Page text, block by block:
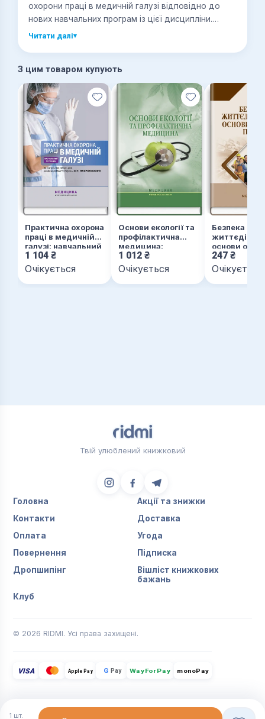
охорони праці в медичній галузі відповідно до
нових навчальних програм із цієї дисципліни.
Значну увагу приділено правовим і організаційним
атестації робочих місць; розслідуванню та обліку
професійних захворювань, нещасних випадків та
аварій у лікувально-профілактичних закладах;
гігієні та охороні праці в медичних закладах та
виробничій безпеці медичного персоналу. Для
студентів медичних закладів вищої освіти,
лікарів-інтернів та практичних лікарів.
Читати далі▾
З цим товаром купують
Практична охорона
праці в медичній
галузі: навчальний
посібник
1 104 ₴
Очікується
Основи екології та
профілактична
медицина:
підручник (ВНЗ І—
ІІІ р. а.)
1 012 ₴
Очікується
Безпека
основи
праці:
посібник
247 ₴
Очікується
1 шт.
Твій улюблений книжковий
Головна
Акції та знижки
Контакти
Доставка
Оплата
Угода
Повернення
Підписка
Дропшипінг
Вішліст книжкових
бажань
Клуб
© 2026 RIDMI. Усі права захищені.
VISA Apple Pay G Pay WayForPay monoPay